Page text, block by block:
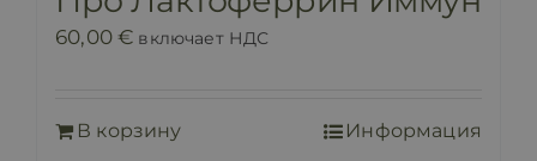
60,00€ включает НДС
В корзину Информация